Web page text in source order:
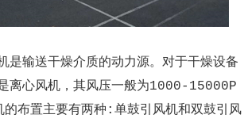
是输送干燥介质的动力源。对于干燥设备
离心风机，其风压一般为1000-15000P
的布置主要有两种:单鼓引风机和双鼓引风